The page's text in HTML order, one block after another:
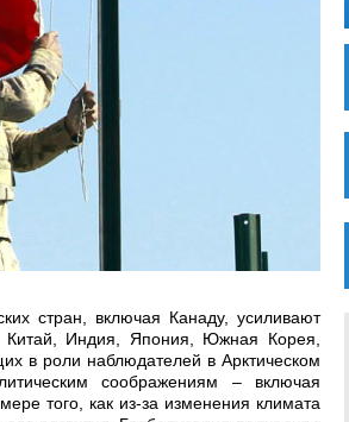
стран, включая Канаду, усиливают
Китай, Индия, Япония, Южная Корея,
в роли наблюдателей в Арктическом
соображениям – включая
того, как из-за изменения климата